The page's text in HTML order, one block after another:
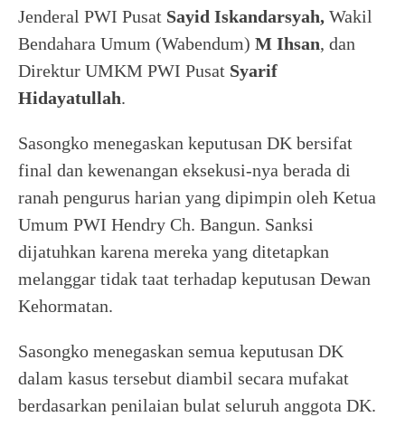
Jenderal PWI Pusat Sayid Iskandarsyah, Wakil
Bendahara Umum (Wabendum) M Ihsan, dan
Direktur UMKM PWI Pusat Syarif
Hidayatullah.
Sasongko menegaskan keputusan DK bersifat
final dan kewenangan eksekusi-nya berada di
ranah pengurus harian yang dipimpin oleh Ketua
Umum PWI Hendry Ch. Bangun. Sanksi
dijatuhkan karena mereka yang ditetapkan
melanggar tidak taat terhadap keputusan Dewan
Kehormatan.
Sasongko menegaskan semua keputusan DK
dalam kasus tersebut diambil secara mufakat
berdasarkan penilaian bulat seluruh anggota DK.